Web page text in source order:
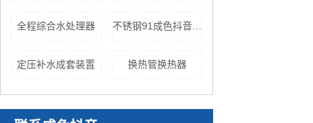
全程综合水处理器 不锈钢91成色抖音短视频官网
定压补水成套装置 换热管换热器